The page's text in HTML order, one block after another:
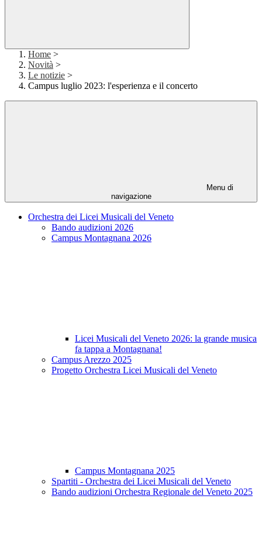
Home >
Novità >
Le notizie >
Campus luglio 2023: l'esperienza e il concerto
Menu di
navigazione
Orchestra dei Licei Musicali del Veneto
Bando audizioni 2026
Campus Montagnana 2026
Licei Musicali del Veneto 2026: la grande musica
fa tappa a Montagnana!
Campus Arezzo 2025
Progetto Orchestra Licei Musicali del Veneto
Campus Montagnana 2025
Spartiti - Orchestra dei Licei Musicali del Veneto
Bando audizioni Orchestra Regionale del Veneto 2025